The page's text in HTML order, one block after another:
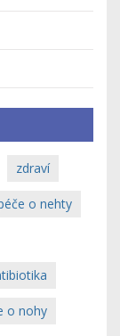
zdraví
o nehty
o nohy